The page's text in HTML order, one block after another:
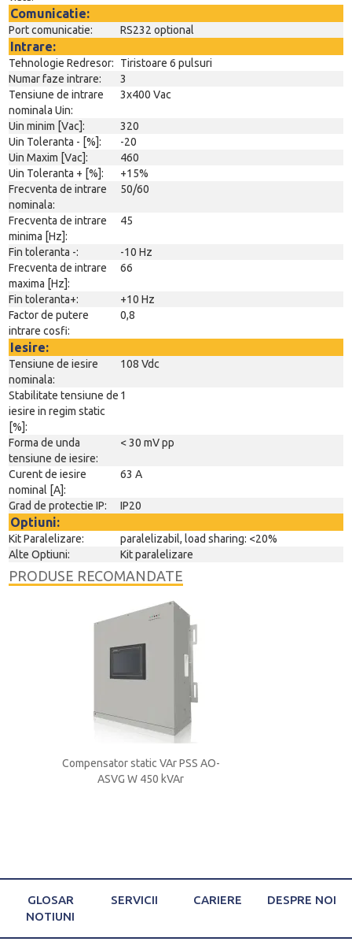
Comunicatie:
Port comunicatie: RS232 optional
Intrare:
Tehnologie Redresor:
Tiristoare 6 pulsuri
Numar faze intrare:
3
Tensiune de intrare
nominala Uin:
3x400 Vac
Uin minim [Vac]:
320
Uin Toleranta - [%]:
-20
Uin Maxim [Vac]:
460
Uin Toleranta + [%]:
+15%
Frecventa de intrare
nominala:
50/60
Frecventa de intrare
minima [Hz]:
45
Fin toleranta -:
-10 Hz
Frecventa de intrare
maxima [Hz]:
66
Fin toleranta+:
+10 Hz
Factor de putere
intrare cosfi:
0,8
Iesire:
Tensiune de iesire
nominala:
108 Vdc
Stabilitate tensiune de
iesire in regim static
[%]:
1
Forma de unda
tensiune de iesire:
< 30 mV pp
Curent de iesire
nominal [A]:
63 A
Grad de protectie IP: IP20
Optiuni:
Kit Paralelizare:
paralelizabil, load sharing: <20%
Alte Optiuni:
Kit paralelizare
PRODUSE RECOMANDATE
Compensator static VAr PSS AO-
ASVG W 450 kVAr
GLOSAR
NOTIUNI
SERVICII CARIERE DESPRE NOI